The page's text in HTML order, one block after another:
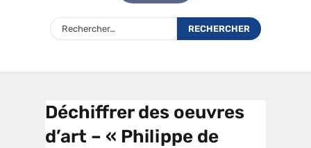
Déchiffrer des oeuvres
d’art – « Philippe de